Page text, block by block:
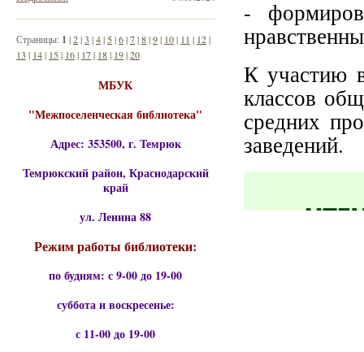
-
К участию
классов
средних
заведений.
Страницы: 1 |2|3 |4| 5|6|7|8|9| 10| 11 | 12|
13 | 14| 15| 16| 17| 18| 19|20
МБУК
"Межпоселенческая библиотека"
Адрес: 353500, г. Темрюк
Темрюкский район, Краснодарский
край
ул. Ленина 88
Режим работы библиотеки:
по будням: с 9-00 до 19-00
суббота и воскресенье:
с 11-00 до 19-00